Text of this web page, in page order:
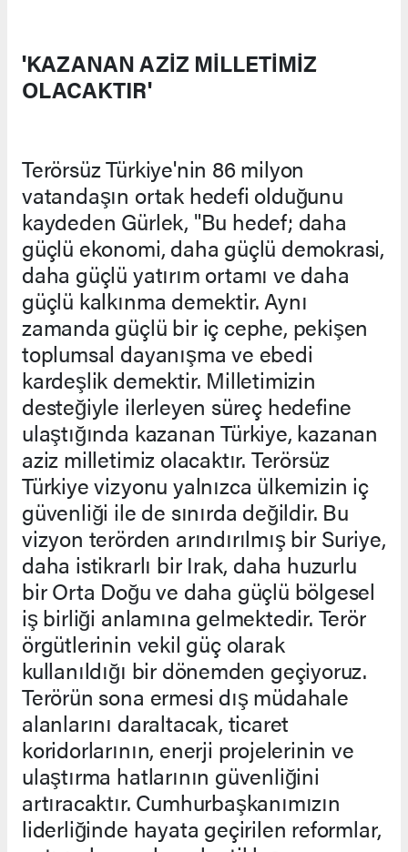
'KAZANAN AZİZ MİLLETİMİZ
OLACAKTIR'
Terörsüz Türkiye'nin 86 milyon
vatandaşın ortak hedefi olduğunu
kaydeden Gürlek, "Bu hedef; daha
güçlü ekonomi, daha güçlü demokrasi,
daha güçlü yatırım ortamı ve daha
güçlü kalkınma demektir. Aynı
zamanda güçlü bir iç cephe, pekişen
toplumsal dayanışma ve ebedi
kardeşlik demektir. Milletimizin
desteğiyle ilerleyen süreç hedefine
ulaştığında kazanan Türkiye, kazanan
aziz milletimiz olacaktır. Terörsüz
Türkiye vizyonu yalnızca ülkemizin iç
güvenliği ile de sınırda değildir. Bu
vizyon terörden arındırılmış bir Suriye,
daha istikrarlı bir Irak, daha huzurlu
bir Orta Doğu ve daha güçlü bölgesel
iş birliği anlamına gelmektedir. Terör
örgütlerinin vekil güç olarak
kullanıldığı bir dönemden geçiyoruz.
Terörün sona ermesi dış müdahale
alanlarını daraltacak, ticaret
koridorlarının, enerji projelerinin ve
ulaştırma hatlarının güvenliğini
artıracaktır. Cumhurbaşkanımızın
liderliğinde hayata geçirilen reformlar,